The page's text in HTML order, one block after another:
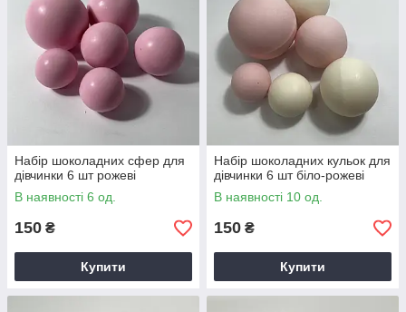
Набір шоколадних сфер для
дівчинки 6 шт рожеві
В наявності 6 од.
150 ₴
Купити
Набір шоколадних кульок для
дівчинки 6 шт біло-рожеві
В наявності 10 од.
150 ₴
Купити